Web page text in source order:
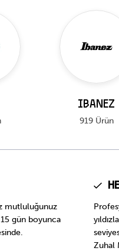
IBANEZ
919 Ürün
mutluluğunuz
15 gün boyunca
Zuhal